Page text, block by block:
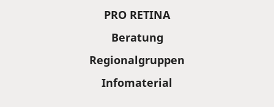
PRO RETINA
Beratung
Regionalgruppen
Infomaterial